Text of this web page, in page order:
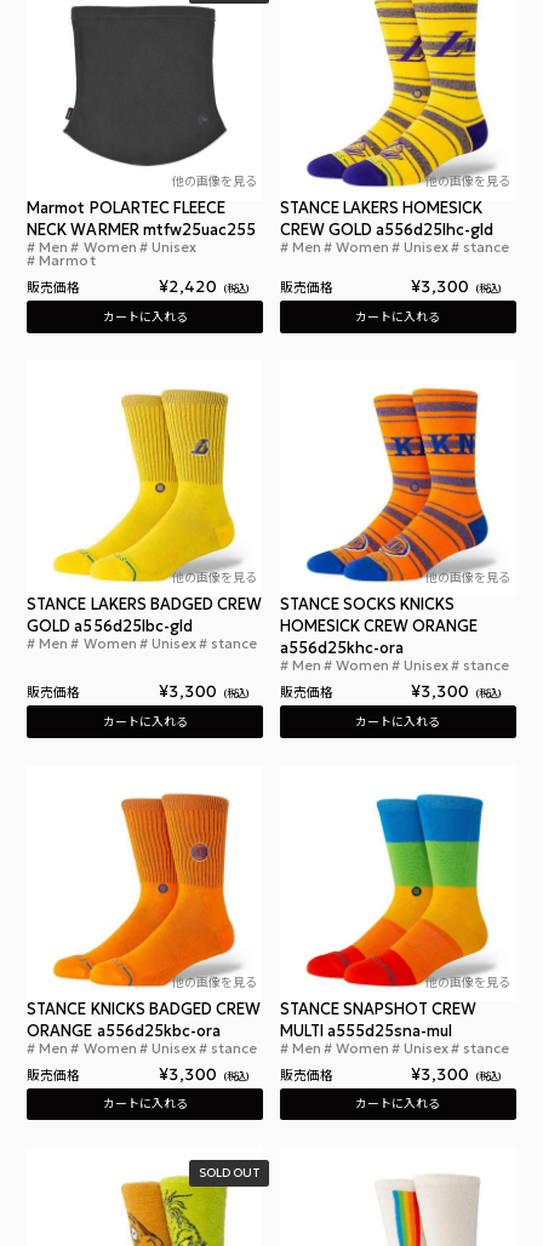
他の画像を見る
マーモット ポーラテック フリース ネック ウォーマ
Marmot POLARTEC FLEECE
NECK WARMER mtfw25uac255
Men Women Unisex
Marmot
販売価格 ¥2,420 税込
カートに入れる
他の画像を見る
STANCE LAKERS HOMESICK
CREW GOLD a556d25lhc-gld
Men Women Unisex stance
販売価格 ¥3,300 税込
カートに入れる
他の画像を見る
スタンス レイカーズ バッジド クルー ゴールド
STANCE LAKERS BADGED CREW
GOLD a556d25lbc-gld
Men Women Unisex stance
販売価格 ¥3,300 税込
カートに入れる
他の画像を見る
STANCE SOCKS KNICKS
HOMESICK CREW ORANGE
a556d25khc-ora
Men Women Unisex stance
販売価格 ¥3,300 税込
カートに入れる
他の画像を見る
スタンス ニックス バッジド クルー オレンジ
STANCE KNICKS BADGED CREW
ORANGE a556d25kbc-ora
Men Women Unisex stance
販売価格 ¥3,300 税込
カートに入れる
他の画像を見る
STANCE SNAPSHOT CREW
MULTI a555d25sna-mul
Men Women Unisex stance
販売価格 ¥3,300 税込
カートに入れる
SOLD OUT